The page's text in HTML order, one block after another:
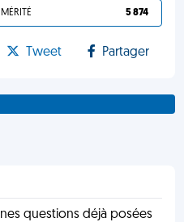
5 874
Tweet Partager
questions déjà posées